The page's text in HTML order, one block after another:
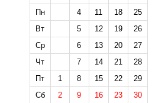
Пн
4 11 18
25
Вт
5 12 19
26
Ср
6 13 20
27
Чт
7 14 21
28
Пт
1 8 15 22
29
Сб
2 9 16 23
30